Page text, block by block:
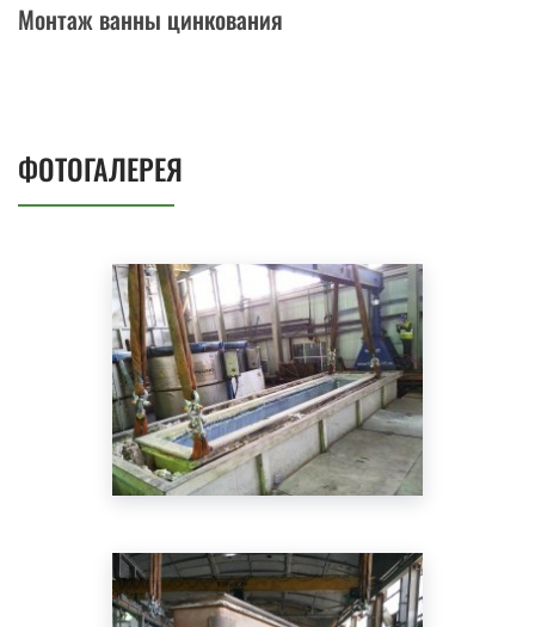
Монтаж ванны цинкования
ФОТОГАЛЕРЕЯ